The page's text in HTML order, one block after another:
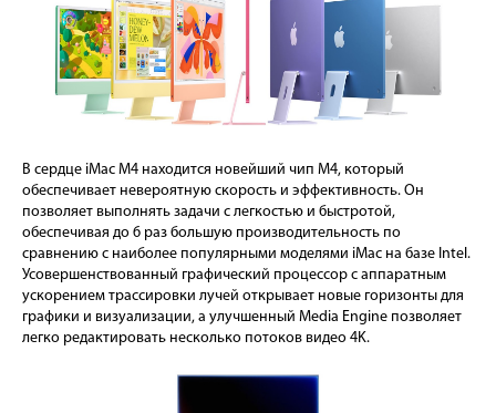
В сердце iMac M4 находится новейший чип M4, который
обеспечивает невероятную скорость и эффективность. Он
позволяет выполнять задачи с легкостью и быстротой,
обеспечивая до 6 раз большую производительность по
сравнению с наиболее популярными моделями iMac на базе Intel.
Усовершенствованный графический процессор с аппаратным
ускорением трассировки лучей открывает новые горизонты для
графики и визуализации, а улучшенный Media Engine позволяет
легко редактировать несколько потоков видео 4K.